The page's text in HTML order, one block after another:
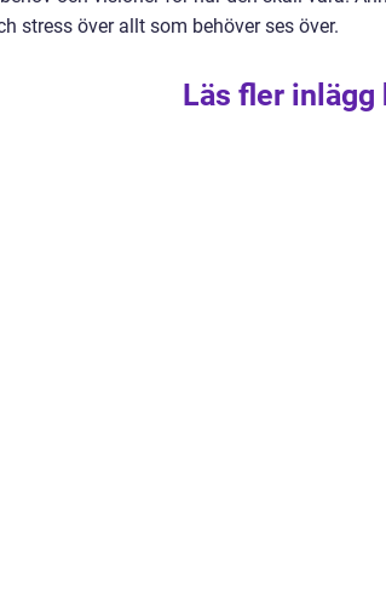
stress över allt som behöver ses över.
Läs fler inlägg